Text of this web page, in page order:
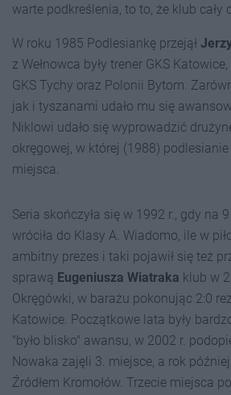
warte podkreślenia, to to, że klub cały
W roku 1985 Podlesiankę przejął
z Wełnowca były trener GKS
GKS Tychy oraz Polonii Bytom.
jak i tyszanami udało mu się
Niklowi udało się wyprowadzić
okręgowej, w której (1988)
miejsca.
Seria skończyła się w 1992 r., gdy na
wróciła do Klasy A. Wiadomo, ile w
ambitny prezes i taki pojawił się też
sprawą Eugeniusza Wiatraka klub w
Okręgówki, w barażu pokonując 2:0
Katowice. Początkowe lata były
"było blisko" awansu, w 2002 r.
Nowaka zajęli 3. miejsce, a rok
Źródłem Kromołów. Trzecie miejsca